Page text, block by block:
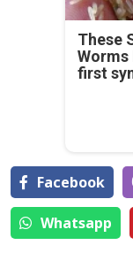
These
Worms
first
Facebook
Whatsapp